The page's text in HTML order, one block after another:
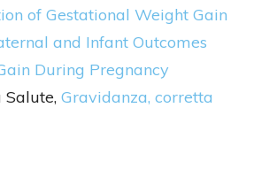
of Gestational Weight Gain
and Infant Outcomes
During Pregnancy
Salute, Gravidanza, corretta